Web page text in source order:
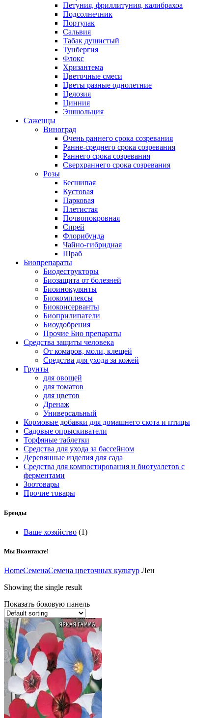
Петуния, фриллитуния, калибрахоа
Подсолнечник
Портулак
Сальвия
Табак душистый
Тунбергия
Флокс
Хризантема
Цветочные смеси
Цветы разные однолетние
Целозия
Цинния
Эшшольция
Саженцы
Виноград
Очень раннего срока созревания
Ранне-среднего срока созревания
Раннего срока созревания
Сверхраннего срока созревания
Розы
Бесшипая
Кустовая
Парковая
Плетистая
Почвопокровная
Спрей
Флорибунда
Чайно-гибридная
Шраб
Биопрепараты
Биодеструкторы
Биозащита от болезней
Биоинокулянты
Биокомплексы
Биоконсерванты
Биоприлипатели
Биоудобрения
Прочие Био препараты
Средства защиты человека
От комаров, моли, клещей
Средства для ухода за кожей
Грунты
для овощей
для томатов
для цветов
Дренаж
Универсальный
Кормовые добавки для домашнего скота и птицы
Садовые опрыскиватели
Торфяные таблетки
Средства для ухода за бассейном
Деревянные изделия для сада
Средства для компостирования и биотуалетов с
ферментами
Зоотовары
Прочие товары
Бренды
Ваше хозяйство (1)
Мы Вконтакте!
HomeСеменаСемена цветочных культур Лен
Showing the single result
Показать боковую панель